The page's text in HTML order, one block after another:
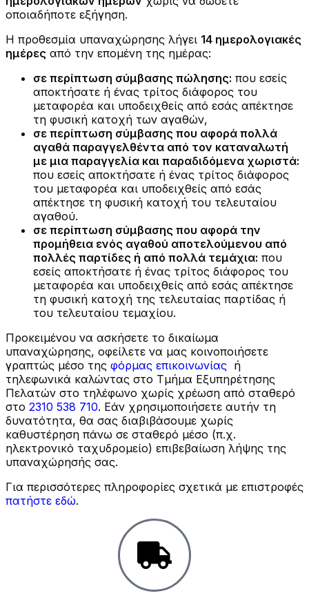
οποιαδήποτε εξήγηση.
Η προθεσμία υπαναχώρησης λήγει 14 ημερολογιακές
ημέρες από την επομένη της ημέρας:
σε περίπτωση σύμβασης πώλησης: που εσείς
αποκτήσατε ή ένας τρίτος διάφορος του
μεταφορέα και υποδειχθείς από εσάς απέκτησε
τη φυσική κατοχή των αγαθών,
σε περίπτωση σύμβασης που αφορά πολλά
αγαθά παραγγελθέντα από τον καταναλωτή
με μια παραγγελία και παραδιδόμενα χωριστά:
που εσείς αποκτήσατε ή ένας τρίτος διάφορος
του μεταφορέα και υποδειχθείς από εσάς
απέκτησε τη φυσική κατοχή του τελευταίου
αγαθού.
σε περίπτωση σύμβασης που αφορά την
προμήθεια ενός αγαθού αποτελούμενου από
πολλές παρτίδες ή από πολλά τεμάχια: που
εσείς αποκτήσατε ή ένας τρίτος διάφορος του
μεταφορέα και υποδειχθείς από εσάς απέκτησε
τη φυσική κατοχή της τελευταίας παρτίδας ή
του τελευταίου τεμαχίου.
Προκειμένου να ασκήσετε το δικαίωμα
υπαναχώρησης, οφείλετε να μας κοινοποιήσετε
γραπτώς μέσο της φόρμας επικοινωνίας ή
τηλεφωνικά καλώντας στο Τμήμα Εξυπηρέτησης
Πελατών στο τηλέφωνο χωρίς χρέωση από σταθερό
στο 2310 538 710. Εάν χρησιμοποιήσετε αυτήν τη
δυνατότητα, θα σας διαβιβάσουμε χωρίς
καθυστέρηση πάνω σε σταθερό μέσο (π.χ.
ηλεκτρονικό ταχυδρομείο) επιβεβαίωση λήψης της
υπαναχώρησής σας.
Για περισσότερες πληροφορίες σχετικά με επιστροφές
πατήστε εδώ.